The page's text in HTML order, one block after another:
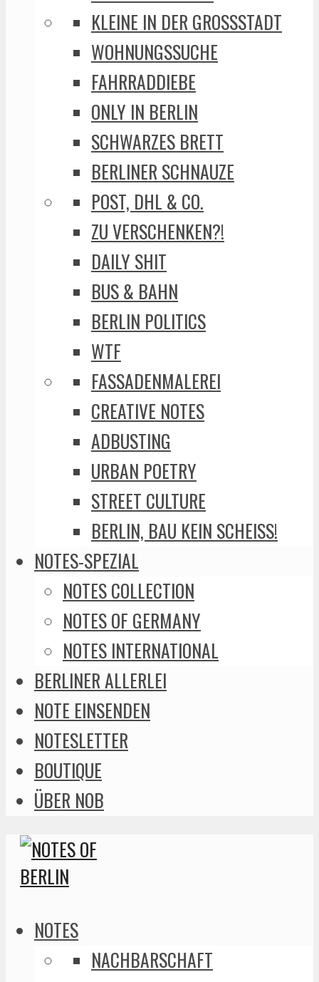
KLEINE IN DER GROSSSTADT
WOHNUNGSSUCHE
FAHRRADDIEBE
ONLY IN BERLIN
SCHWARZES BRETT
BERLINER SCHNAUZE
POST, DHL & CO.
ZU VERSCHENKEN?!
DAILY SHIT
BUS & BAHN
BERLIN POLITICS
WTF
FASSADENMALEREI
CREATIVE NOTES
ADBUSTING
URBAN POETRY
STREET CULTURE
BERLIN, BAU KEIN SCHEISS!
NOTES-SPEZIAL
NOTES COLLECTION
NOTES OF GERMANY
NOTES INTERNATIONAL
BERLINER ALLERLEI
NOTE EINSENDEN
NOTESLETTER
BOUTIQUE
ÜBER NOB
NOTES
NACHBARSCHAFT